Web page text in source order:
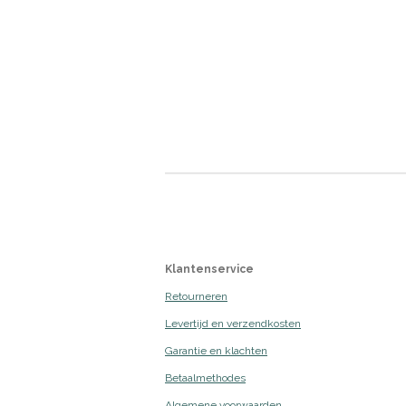
Klantenservice
Retourneren
Levertijd en verzendkosten
Garantie en klachten
Betaalmethodes